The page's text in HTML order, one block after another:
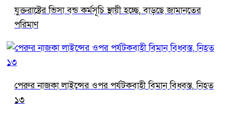
যুক্তরাষ্ট্রের ভিসা বন্ড কর্মসূচি স্থায়ী হচ্ছে, বাড়ছে জামানতের
পরিমাণ
পেরুর নাজকা লাইন্সের ওপর পর্যটকবাহী বিমান বিধ্বস্ত, নিহত
১৩